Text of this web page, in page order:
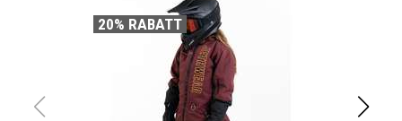
20% RABATT